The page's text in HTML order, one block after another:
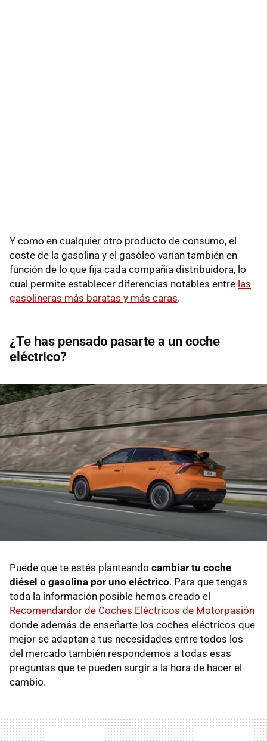
Y como en cualquier otro producto de consumo, el
coste de la gasolina y el gasóleo varían también en
función de lo que fija cada compañía distribuidora, lo
cual permite establecer diferencias notables entre las
gasolineras más baratas y más caras.
¿Te has pensado pasarte a un coche
eléctrico?
Puede que te estés planteando cambiar tu coche
diésel o gasolina por uno eléctrico. Para que tengas
toda la información posible hemos creado el
Recomendardor de Coches Eléctricos de Motorpasión
donde además de enseñarte los coches eléctricos que
mejor se adaptan a tus necesidades entre todos los
del mercado también respondemos a todas esas
preguntas que te pueden surgir a la hora de hacer el
cambio.